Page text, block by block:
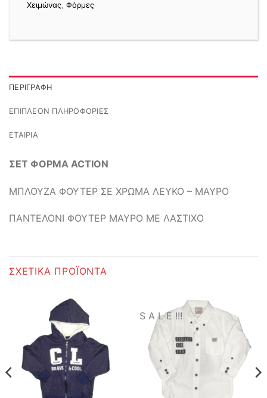
Χειμώνας, Φόρμες
ΠΕΡΙΓΡΑΦΉ
ΕΠΙΠΛΈΟΝ ΠΛΗΡΟΦΟΡΊΕΣ
ΕΤΑΙΡΊΑ
ΣΕΤ ΦΟΡΜΑ ACTION
ΜΠΛΟΥΖΑ ΦΟΥΤΕΡ ΣΕ ΧΡΩΜΑ ΛΕΥΚΟ – ΜΑΥΡΟ
ΠΑΝΤΕΛΟΝΙ ΦΟΥΤΕΡ ΜΑΥΡΟ ΜΕ ΛΑΣΤΙΧΟ
ΣΧΕΤΙΚΆ ΠΡΟΪΌΝΤΑ
S A L E !!!